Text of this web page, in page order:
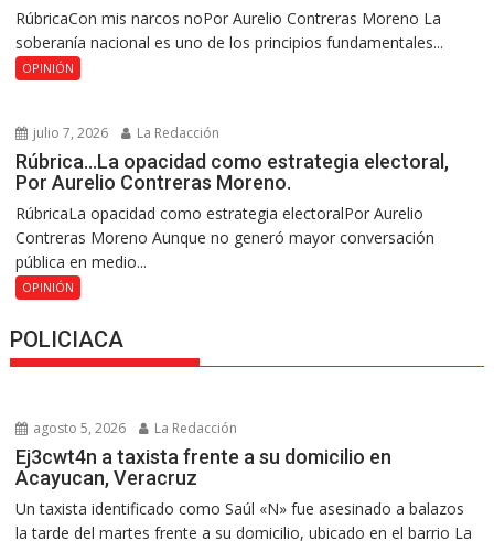
RúbricaCon mis narcos noPor Aurelio Contreras Moreno La
soberanía nacional es uno de los principios fundamentales...
OPINIÓN
julio 7, 2026 La Redacción
Rúbrica…La opacidad como estrategia electoral,
Por Aurelio Contreras Moreno.
RúbricaLa opacidad como estrategia electoralPor Aurelio
Contreras Moreno Aunque no generó mayor conversación
pública en medio...
OPINIÓN
POLICIACA
agosto 5, 2026 La Redacción
Ej3cwt4n a taxista frente a su domicilio en
Acayucan, Veracruz
Un taxista identificado como Saúl «N» fue asesinado a balazos
la tarde del martes frente a su domicilio, ubicado en el barrio La